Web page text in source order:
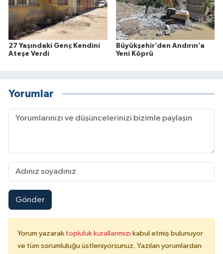
27 Yaşındaki Genç Kendini
Ateşe Verdi
Büyükşehir’den Andırın’a
Yeni Köprü
Yorumlar
Gönder
Yorum yazarak topluluk kurallarımızı kabul etmiş bulunuyor
ve tüm sorumluluğu üstleniyorsunuz. Yazılan yorumlardan